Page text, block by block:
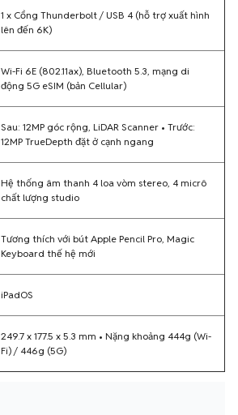
1 x Cổng Thunderbolt / USB 4 (hỗ trợ xuất hình
lên đến 6K)
Wi-Fi 6E (802.11ax), Bluetooth 5.3, mạng di
động 5G eSIM (bản Cellular)
Sau: 12MP góc rộng, LiDAR Scanner • Trước:
12MP TrueDepth đặt ở cạnh ngang
Hệ thống âm thanh 4 loa vòm stereo, 4 micrô
chất lượng studio
Tương thích với bút Apple Pencil Pro, Magic
Keyboard thế hệ mới
iPadOS
249.7 x 177.5 x 5.3 mm • Nặng khoảng 444g (Wi-
Fi) / 446g (5G)